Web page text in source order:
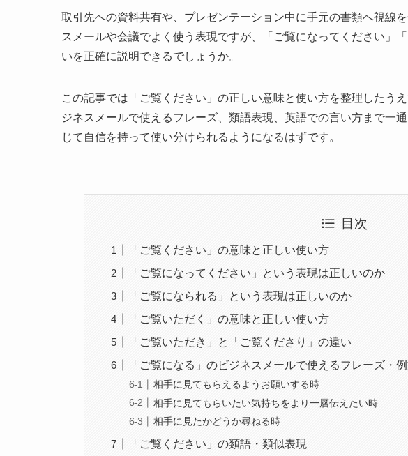
取引先への資料共有や、プレゼンテーション中に手元の書類へ視線
スメールや会議でよく使う表現ですが、「ご覧になってください」
いを正確に説明できるでしょうか。
この記事では「ご覧ください」の正しい意味と使い方を整理したう
ジネスメールで使えるフレーズ、類語表現、英語での言い方まで一
じて自信を持って使い分けられるようになるはずです。
目次
「ご覧ください」の意味と正しい使い方
「ご覧になってください」という表現は正しいのか
「ご覧になられる」という表現は正しいのか
「ご覧いただく」の意味と正しい使い方
「ご覧いただき」と「ご覧くださり」の違い
「ご覧になる」のビジネスメールで使えるフレーズ・
相手に見てもらえるようお願いする時
相手に見てもらいたい気持ちをより一層伝えたい時
相手に見たかどうか尋ねる時
「ご覧ください」の類語・類似表現